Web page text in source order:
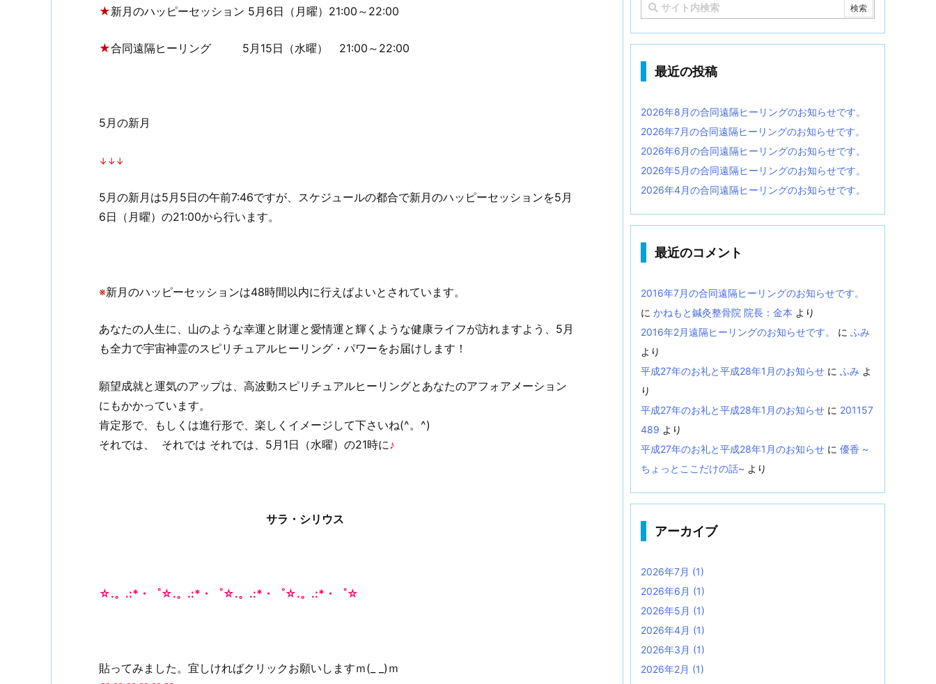
★新月のハッピーセッション 5月6日（月曜） 21:00～22:00
★合同遠隔ヒーリング 5月15日（水曜） 21:00～22:00
5月の新月
↓↓↓
5月の新月は5月5日の午前7:46ですが、スケジュールの都合で新月のハッピーセッションを5月
6日（月曜）の21:00から行います。
※新月のハッピーセッションは48時間以内に行えばよいとされています。
あなたの人生に、山のような幸運と財運と愛情運と輝くような健康ライフが訪れますよう、5月
も全力で宇宙神霊のスピリチュアルヒーリング・パワーをお届けします！
願望成就と運気のアップは、高波動スピリチュアルヒーリングとあなたのアフォアメーション
にもかかっています。
肯定形で、もしくは進行形で、楽しくイメージして下さいね(^。^)
それでは、
それでは それでは、5月1日（水曜） の21時に♪
サラ・シリウス
☆.。.:*・゜☆.。.:*・゜☆.。.:*・゜☆.。.:*・゜☆
貼ってみました。宜しければクリックお願いしますｍ(_ _)ｍ
最近の投稿
2026年8月の合同遠隔ヒーリングのお知らせです。
2026年7月の合同遠隔ヒーリングのお知らせです。
2026年6月の合同遠隔ヒーリングのお知らせです。
2026年5月の合同遠隔ヒーリングのお知らせです。
2026年4月の合同遠隔ヒーリングのお知らせです。
最近のコメント
2016年7月の合同遠隔ヒーリングのお知らせです。
に かねもと鍼灸整骨院 院長：金本 より
2016年2月遠隔ヒーリングのお知らせです。
に ふみ
より
平成27年のお礼と平成28年1月のお知らせ に ふみ よ
り
平成27年のお礼と平成28年1月のお知らせ に 201157
489 より
平成27年のお礼と平成28年1月のお知らせ に 優香 ~
ちょっとここだけの話~ より
アーカイブ
2026年7月 (1)
2026年6月 (1)
2026年5月 (1)
2026年4月 (1)
2026年3月 (1)
2026年2月 (1)